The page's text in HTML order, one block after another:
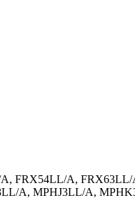
FRX54LL/A,
A, MPHJ3LL/A,